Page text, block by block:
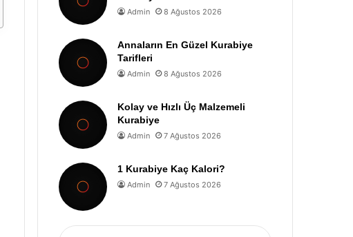
Admin 8 Ağustos 2026
Annaların En Güzel Kurabiye
Tarifleri
Admin 8 Ağustos 2026
Kolay ve Hızlı Üç Malzemeli
Kurabiye
Admin 7 Ağustos 2026
1 Kurabiye Kaç Kalori?
Admin 7 Ağustos 2026